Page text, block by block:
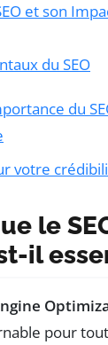
et son
du SEO
du
votre
le
il
pour